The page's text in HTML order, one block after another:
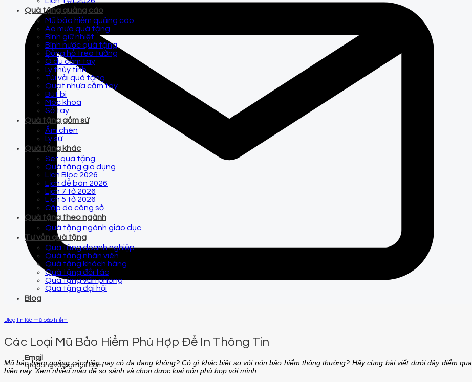
Email
qtquangvu@gmail.com
Quà tặng quảng cáo
Mũ bảo hiểm quảng cáo
Áo mưa quà tặng
Bình giữ nhiệt
Bình nước quà tặng
Đồng hồ treo tường
Ô dù cầm tay
Ly thủy tinh
Túi vải quà tặng
Quạt nhựa cầm tay
Bút bi
Móc khoá
Sổ tay
Quà tặng gốm sứ
Ấm chén
Ly sứ
Quà tặng khác
Set quà tặng
Quà tặng gia dụng
Lịch Bloc 2026
Lịch để bàn 2026
Lịch 7 tờ 2026
Lịch 5 tờ 2026
Cặp da công sở
Quà tặng theo ngành
Quà tặng ngành giáo dục
Tư vấn quà tặng
Quà tặng doanh nghiệp
Quà tặng nhân viên
Quà tặng khách hàng
Quà tặng đối tác
Quà tặng văn phòng
Quà tặng đại hội
Blog
Blog tin tức mũ bảo hiểm
Các Loại Mũ Bảo Hiểm Phù Hợp Để In Thông Tin
Mũ bảo hiểm quảng cáo hiện nay có đa dạng không? Có gì khác biệt so với nón bảo hiểm thông thường? Hãy cùng bài viết dưới đây điểm qua
hiện nay. Xem nhiều mẫu để so sánh và chọn được loại nón phù hợp với mình.